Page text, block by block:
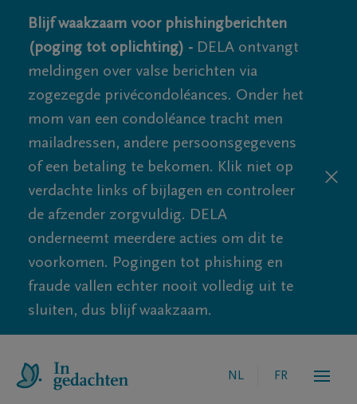
Blijf waakzaam voor phishingberichten
(poging tot oplichting) - DELA ontvangt
meldingen over valse berichten via
zogezegde privécondoléances. Onder het
mom van een condoléance tracht men
mailadressen, andere persoonsgegevens
of een betaling te bekomen. Klik niet op
verdachte links of bijlagen en controleer
de afzender zorgvuldig. DELA
onderneemt meerdere acties om dit te
voorkomen. Pogingen tot phishing en
fraude vallen echter nooit volledig uit te
sluiten, dus blijf waakzaam.
NL FR